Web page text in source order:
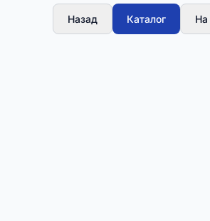
Назад Каталог На